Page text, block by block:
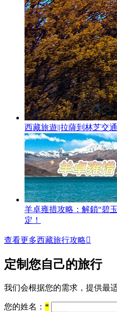
西藏旅遊||拉薩到林芝交
羊卓雍措攻略：解鎖“碧
定！
查看更多西藏旅行攻略
定制您自己的旅行
我们会根据您的需求，提供最
您的姓名： *